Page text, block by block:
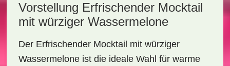
Vorstellung Erfrischender Mocktail
mit würziger Wassermelone
Der Erfrischender Mocktail mit würziger
Wassermeloneist die ideale Wahl für warme